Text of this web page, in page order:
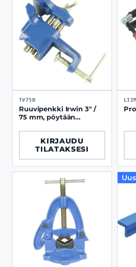
TV75B
Ruuvipenkki Irwin 3" /
75 mm, pöytään
KIRJAUDU
TILATAKSESI